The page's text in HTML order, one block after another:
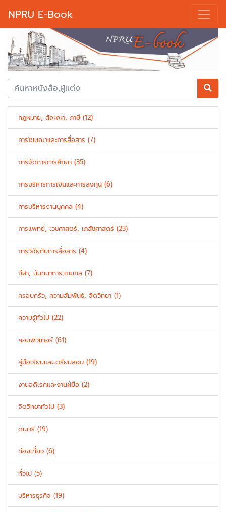
NPRU E-Book
Previous
กฎหมาย, สัญญา, ภาษี (12)
การโฆษณาและการสื่อสาร (7)
การจัดการการศึกษา (35)
การบริหารการเงินและการลงทุน (6)
การบริหารงานบุคคล (4)
การแพทย์, เวชศาสตร์, เภสัชศาสตร์ (23)
การวิจัยกับการสื่อสาร (4)
กีฬา, นันทนาการ,เกมกล (7)
ครอบครัว, ความสัมพันธ์, จิตวิทยา (1)
ความรู้ทั่วไป (22)
คอมพิวเตอร์ (61)
คู่มือเรียนและเตรียมสอบ (19)
งานอดิเรกและงานฝีมือ (2)
จิตวิทยาทั่วไป (3)
ดนตรี (19)
ท่องเที่ยว (6)
ทั่วไป (5)
บริหารธุรกิจ (19)